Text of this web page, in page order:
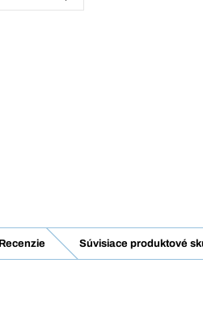
Recenzie Súvisiace produktové